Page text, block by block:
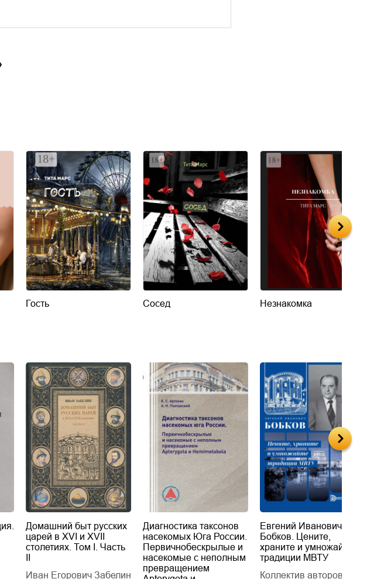
Гость Сосед Незнакомка
Домашний быт русских
царей в XVI и XVII
столетиях. Том I. Часть
Иван Егорович Забелин
Диагностика таксонов
насекомых Юга России.
Первичнобескрылые и
насекомые с неполным
превращением
Евгений Иванович
Бобков. Цените,
храните и умножайте
традиции МВТУ
Коллектив авторов